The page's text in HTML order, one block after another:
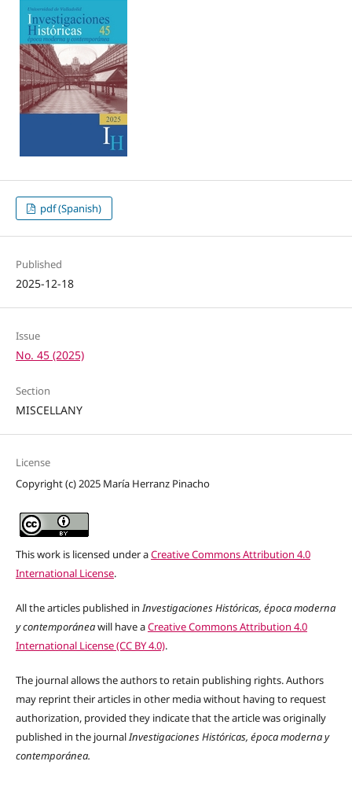
pdf (Spanish)
Published
2025-12-18
Issue
No. 45 (2025)
Section
MISCELLANY
License
Copyright (c) 2025 María Herranz Pinacho
This work is licensed under aCreative Commons Attribution 4.0
International License.
All the articles published inInvestigaciones Históricas, época moderna
y contemporáneawill have aCreative Commons Attribution 4.0
International License (CC BY 4.0).
The journal allows the authors to retain publishing rights. Authors
may reprint their articles in other media without having to request
authorization, provided they indicate that the article was originally
published in the journalInvestigaciones Históricas, época moderna y
contemporánea.